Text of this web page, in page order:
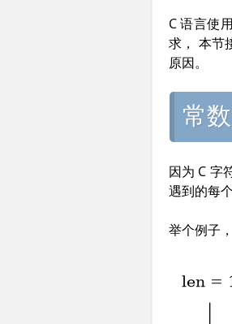
C 语言使
求， 本节
原因。
常
因为 C 字
遇到的每
举个例子